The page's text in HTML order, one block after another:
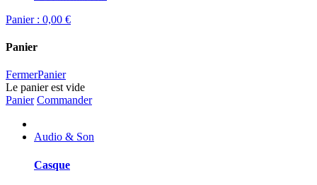
Panier : 0,00 €
Panier
FermerPanier
Le panier est vide
Panier Commander
Audio & Son
Casque